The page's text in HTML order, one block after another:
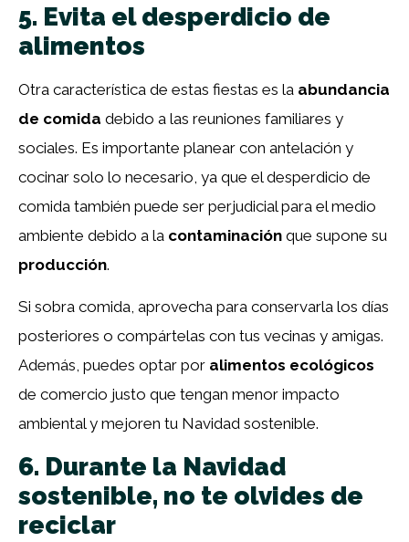
5. Evita el desperdicio de
alimentos
Otra característica de estas fiestas es la abundancia
de comida debido a las reuniones familiares y
sociales. Es importante planear con antelación y
cocinar solo lo necesario, ya que el desperdicio de
comida también puede ser perjudicial para el medio
ambiente debido a la contaminación que supone su
producción.
Si sobra comida, aprovecha para conservarla los días
posteriores o compártelas con tus vecinas y amigas.
Además, puedes optar por alimentos ecológicos
de comercio justo que tengan menor impacto
ambiental y mejoren tu Navidad sostenible.
6. Durante la Navidad
sostenible, no te olvides de
reciclar